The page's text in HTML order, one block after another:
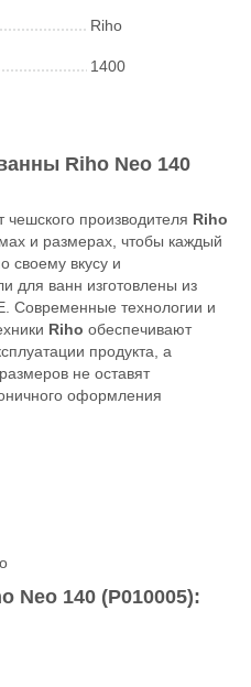
Riho
1400
Riho Neo 140
производителя Riho
и размерах, чтобы каждый
своему вкусу и
для ванн изготовлены из
Современные технологии и
Riho обеспечивают
продукта, а
не оставят
оформления
Neo 140 (P010005):